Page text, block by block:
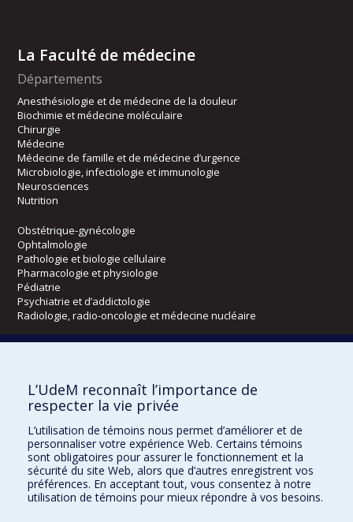
La Faculté de médecine
Départements
Anesthésiologie et de médecine de la douleur
Biochimie et médecine moléculaire
Chirurgie
Médecine
Médecine de famille et de médecine d’urgence
Microbiologie, infectiologie et immunologie
Neurosciences
Nutrition
Obstétrique-gynécologie
Ophtalmologie
Pathologie et biologie cellulaire
Pharmacologie et physiologie
Pédiatrie
Psychiatrie et d’addictologie
Radiologie, radio-oncologie et médecine nucléaire
Kinésiologie et des sciences de l’activité physique
Orthophonie et audiologie
Directions
DPC
CPASS
L’UdeM reconnaît l’importance de
respecter la vie privée
L’utilisation de témoins nous permet d’améliorer et de
personnaliser votre expérience Web. Certains témoins
sont obligatoires pour assurer le fonctionnement et la
sécurité du site Web, alors que d’autres enregistrent vos
préférences. En acceptant tout, vous consentez à notre
utilisation de témoins pour mieux répondre à vos besoins.